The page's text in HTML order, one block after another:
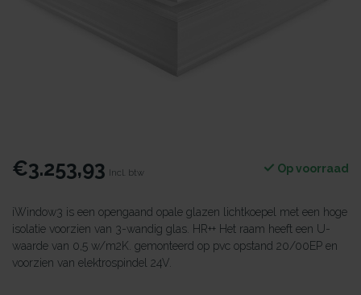
€3.253,93 Incl. btw Op voorraad
iWindow3 is een opengaand opale glazen lichtkoepel met een hoge
isolatie voorzien van 3-wandig glas. HR++ Het raam heeft een U-
waarde van 0,5 w/m2K. gemonteerd op pvc opstand 20/00EP en
voorzien van elektrospindel 24V.